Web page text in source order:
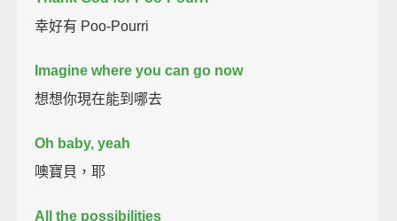
幸好有 Poo-Pourri
Imagine where you can go now
想想你現在能到哪去
Oh baby, yeah
噢寶貝，耶
All the possibilities